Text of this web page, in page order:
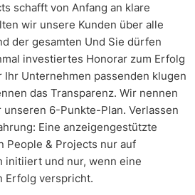
schafft von Anfang an klare
wir unsere Kunden über alle
der gesamten Und Sie dürfen
investiertes Honorar zum Erfolg
Unternehmen passenden klugen
das Transparenz. Wir nennen
6-Punkte-Plan. Verlassen
Eine anzeigengestützte
People & Projects nur auf
initiiert und nur, wenn eine
Erfolg verspricht.